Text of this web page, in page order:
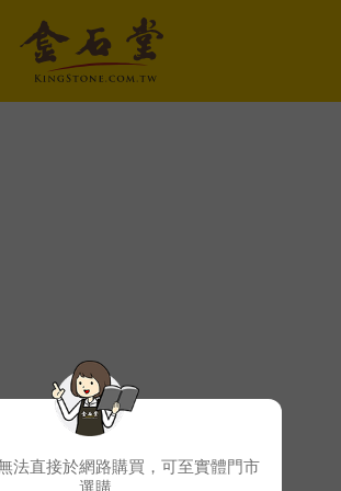
法直接於網路購買，可至實體門市
選購